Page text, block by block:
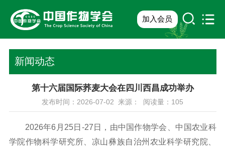
加入会员
新闻动态
第十六届国际荞麦大会在四川西昌成功举办
发布时间：2026-07-02 来源： 阅读量： 105
2026年6月25日-27日，由中国作物学会、中国农业科
学院作物科学研究所、凉山彝族自治州农业科学研究院、